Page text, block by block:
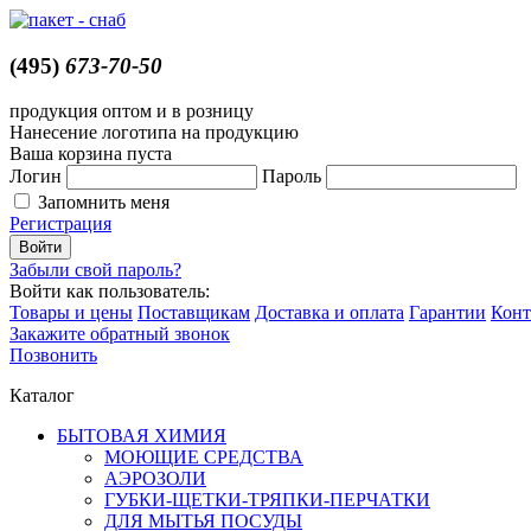
(495) 673-70-50
продукция оптом и в розницу
Нанесение логотипа на продукцию
Ваша корзина пуста
Логин
Пароль
Запомнить меня
Регистрация
Забыли свой пароль?
Войти как пользователь:
Товары и цены Поставщикам Доставка и оплата Гарантии
Закажите обратный звонок
Позвонить
Каталог
БЫТОВАЯ ХИМИЯ
МОЮЩИЕ СРЕДСТВА
АЭРОЗОЛИ
ГУБКИ-ЩЕТКИ-ТРЯПКИ-ПЕРЧАТКИ
ДЛЯ МЫТЬЯ ПОСУДЫ